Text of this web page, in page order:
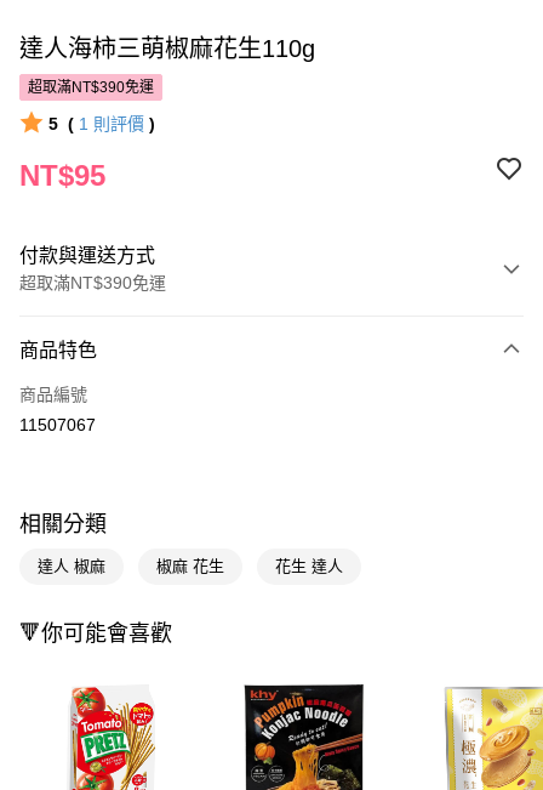
達人海柿三萌椒麻花生110g
超取滿NT$390免運
5 ( 1 則評價 )
NT$95
付款與運送方式
超取滿NT$390免運
POYA支付
信用卡一次付款
悠遊付
AFTEE先享後付
相關說明
【關於「AFTEE先享後付」】
商品特色
商品編號
11507067
相關分類
達人 椒麻 椒麻 花生 花生 達人
🔻你可能會喜歡